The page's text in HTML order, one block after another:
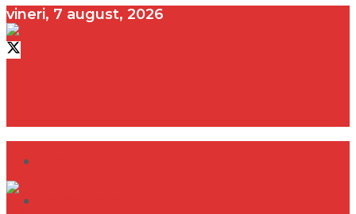
vineri, 7 august, 2026